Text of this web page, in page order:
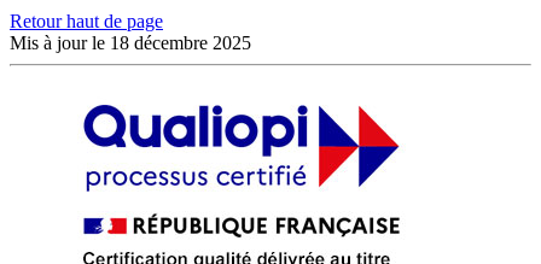
Retour haut de page
Mis à jour le 18 décembre 2025